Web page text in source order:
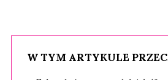
W TYM ARTYKULE